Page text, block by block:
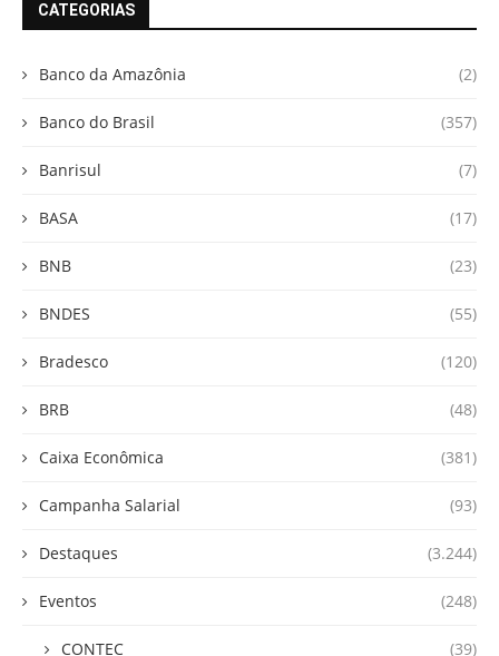
CATEGORIAS
Banco da Amazônia (2)
Banco do Brasil (357)
Banrisul (7)
BASA (17)
BNB (23)
BNDES (55)
Bradesco (120)
BRB (48)
Caixa Econômica (381)
Campanha Salarial (93)
Destaques (3.244)
Eventos (248)
CONTEC (39)